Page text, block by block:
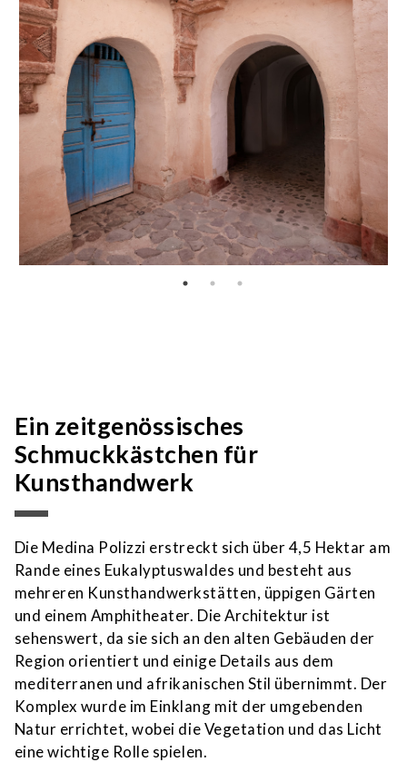
Ein zeitgenössisches
Schmuckkästchen für
Kunsthandwerk
Die Medina Polizzi erstreckt sich über 4,5 Hektar am
Rande eines Eukalyptuswaldes und besteht aus
mehreren Kunsthandwerkstätten, üppigen Gärten
und einem Amphitheater. Die Architektur ist
sehenswert, da sie sich an den alten Gebäuden der
Region orientiert und einige Details aus dem
mediterranen und afrikanischen Stil übernimmt. Der
Komplex wurde im Einklang mit der umgebenden
Natur errichtet, wobei die Vegetation und das Licht
eine wichtige Rolle spielen.